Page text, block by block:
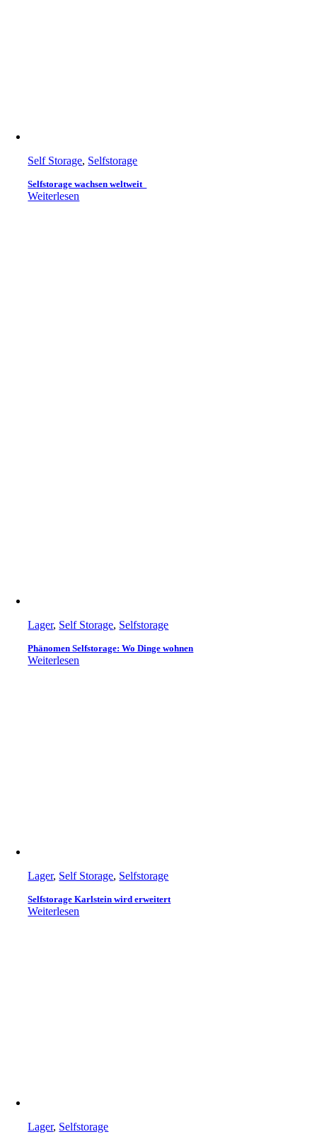
Self Storage, Selfstorage
Selfstorage wachsen weltweit
Weiterlesen
Lager, Self Storage, Selfstorage
Phänomen Selfstorage: Wo Dinge wohnen
Weiterlesen
Lager, Self Storage, Selfstorage
Selfstorage Karlstein wird erweitert
Weiterlesen
Lager, Selfstorage